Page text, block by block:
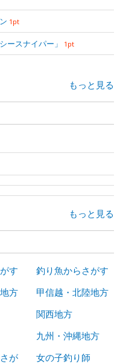
1pt
ースナイパー」 1pt
もっと見る
もっと見る
す
釣り魚からさがす
方
甲信越・北陸地方
関西地方
九州・沖縄地方
が
女の子釣り師